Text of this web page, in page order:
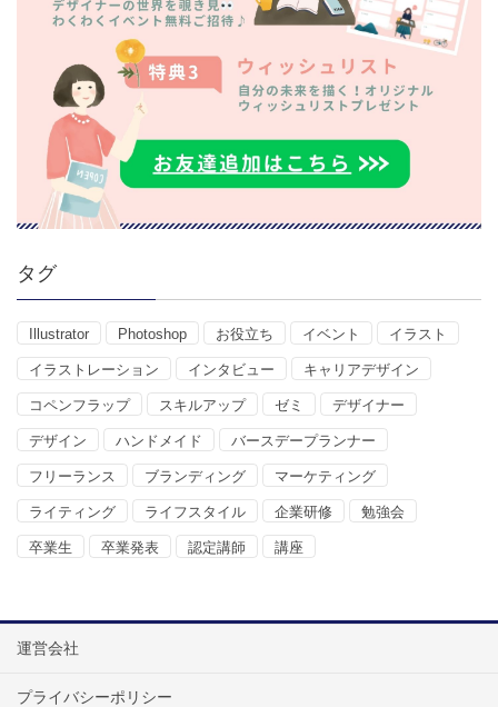
タグ
Illustrator Photoshop お役立ち イベント イラスト
イラストレーション インタビュー キャリアデザイン
コペンフラップ スキルアップ ゼミ デザイナー
デザイン ハンドメイド バースデープランナー
フリーランス ブランディング マーケティング
ライティング ライフスタイル 企業研修 勉強会
卒業生 卒業発表 認定講師 講座
運営会社
プライバシーポリシー